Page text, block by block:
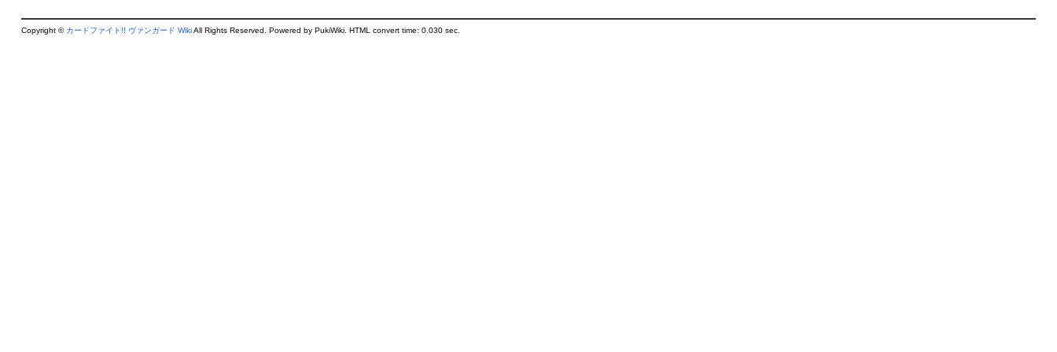
Copyright © カードファイト!! ヴァンガード WikiAll Rights Reserved. Powered by PukiWiki. HTML convert time: 0.030 sec.